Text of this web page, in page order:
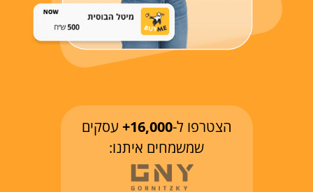
הצטרפו ל-16,000+
עסקים
שמשמחים איתנו: